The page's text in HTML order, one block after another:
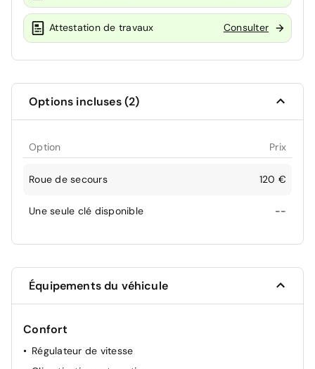
Attestation de travaux Consulter
Options incluses (2)
Option Prix
Roue de secours 120 €
Une seule clé disponible --
Équipements du véhicule
Confort
Régulateur de vitesse